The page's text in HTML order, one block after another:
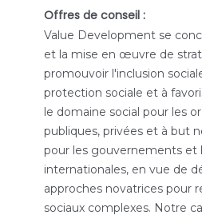
Offres de conseil :
Value Development se
et la mise en œuvre de
promouvoir l'inclusion
protection sociale et à
le domaine social pour les
publiques, privées et à but
pour les gouvernements et
internationales, en vue de
approches novatrices pour
sociaux complexes. Notre